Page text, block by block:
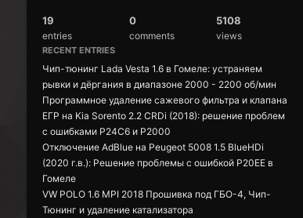
19
entries
0
comments
5108
views
RECENT ENTRIES
Чип-тюнинг Lada Vesta 1.6 в Гомеле: устраняем
рывки и дёргания в диапазоне 2000 - 2200 об/мин
Программное удаление сажевого фильтра и клапана
ЕГР на Kia Sorento 2.2 CRDi (2018): решение проблем
с ошибками P24C6 и P2000
Отключение AdBlue на Peugeot 5008 1.5 BlueHDi
(2020 г.в.): Решение проблемы с ошибкой P20EE в
Гомеле
VW POLO 1.6 MPI 2018 Прошивка под ГБО-4, Чип-
Тюнинг и удаление катализатора